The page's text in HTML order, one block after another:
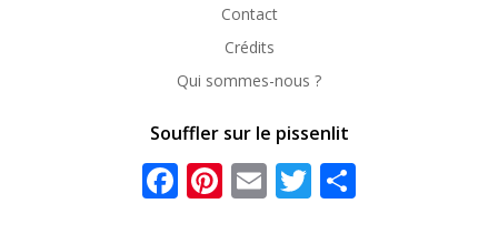
Contact
Crédits
Qui sommes-nous ?
Souffler sur le pissenlit
Facebook
Pinterest
EmailTwitter